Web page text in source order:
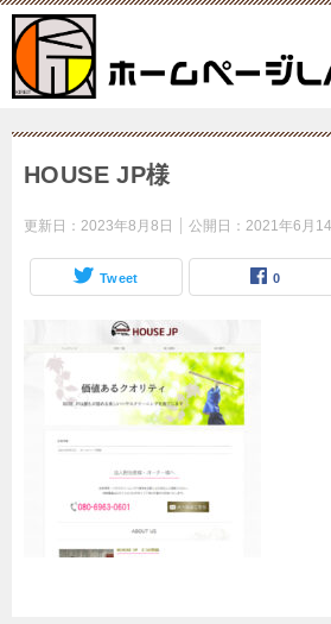
HOUSE JP様
更新日： 2023年8月8日 公開日： 2021年6月
Tweet 0